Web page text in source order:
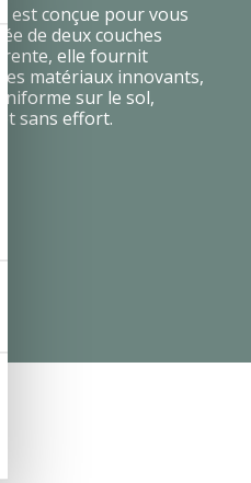
est conçue pour vous
de deux couches
elle fournit
matériaux innovants,
sur le sol,
sans effort.